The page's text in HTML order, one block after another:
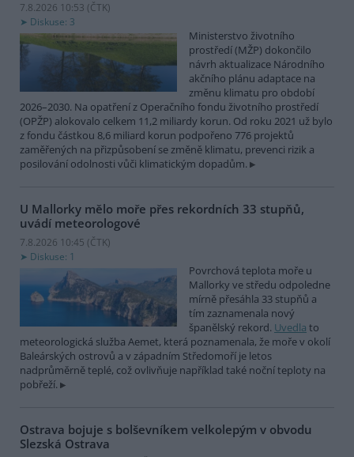
7.8.2026 10:53 (ČTK)
Diskuse: 3
Ministerstvo životního
prostředí (MŽP) dokončilo
návrh aktualizace Národního
akčního plánu adaptace na
změnu klimatu pro období
2026–2030. Na opatření z Operačního fondu životního prostředí
(OPŽP) alokovalo celkem 11,2 miliardy korun. Od roku 2021 už bylo
z fondu částkou 8,6 miliard korun podpořeno 776 projektů
zaměřených na přizpůsobení se změně klimatu, prevenci rizik a
posilování odolnosti vůči klimatickým dopadům.
U Mallorky mělo moře přes rekordních 33 stupňů,
uvádí meteorologové
7.8.2026 10:45 (ČTK)
Diskuse: 1
Povrchová teplota moře u
Mallorky ve středu odpoledne
mírně přesáhla 33 stupňů a
tím zaznamenala nový
španělský rekord. Uvedla to
meteorologická služba Aemet, která poznamenala, že moře v okolí
Baleárských ostrovů a v západním Středomoří je letos
nadprůměrně teplé, což ovlivňuje například také noční teploty na
pobřeží.
Ostrava bojuje s bolševníkem velkolepým v obvodu
Slezská Ostrava